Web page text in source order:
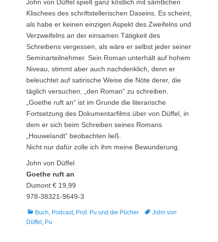
John von Düffel spielt ganz köstlich mit sämtlichen
Klischees des schriftstellerischen Daseins. Es scheint,
als habe er keinen einzigen Aspekt des Zweifelns und
Verzweifelns an der einsamen Tätigkeit des
Schreibens vergessen, als wäre er selbst jeder seiner
Seminarteilnehmer. Sein Roman unterhält auf hohem
Niveau, stimmt aber auch nachdenklich, denn er
beleuchtet auf satirische Weise die Nöte derer, die
täglich versuchen, „den Roman“ zu schreiben.
„Goethe ruft an“ ist im Grunde die literarische
Fortsetzung des Dokumentarfilms über von Düffel, in
dem er sich beim Schreiben seines Romans
„Houwelandt“ beobachten ließ.
Nicht nur dafür zolle ich ihm meine Bewunderung.
John von Düffel
Goethe ruft an
Dumont € 19,99
978-38321-9649-3
Kategorien
Buch, Podcast, Prof. Pu und die Pücher TagsJohn von
Düffel , Pu